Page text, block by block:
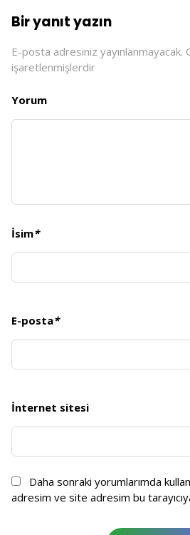
Bir yanıt yazın
E-posta adresiniz yayınlanmayacak.
işaretlenmişlerdir
Yorum
İsim*
E-posta*
İnternet sitesi
Daha sonraki yorumlarımda
adresim ve site adresim bu